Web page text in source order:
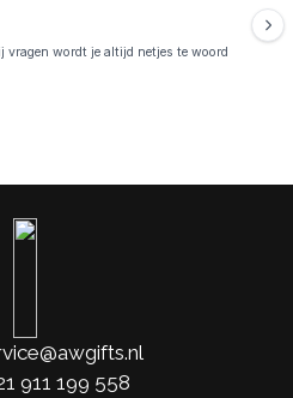
vragen wordt je altijd netjes te woord
911 199 558